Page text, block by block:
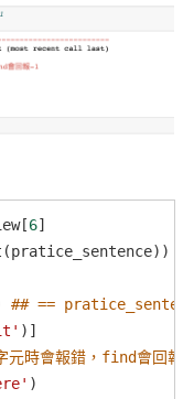
[6]
(pratice_sentence))
## ==
)]
時會報錯，find會回報-
)